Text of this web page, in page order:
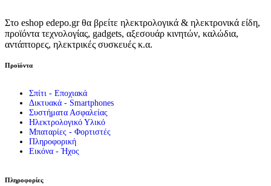
Στο eshop edepo.gr θα βρείτε ηλεκτρολογικά & ηλεκτρονικά είδη,
προϊόντα τεχνολογίας, gadgets, αξεσουάρ κινητών, καλώδια,
αντάπτορες, ηλεκτρικές συσκευές κ.α.
Προϊόντα
Σπίτι - Εποχιακά
Δικτυακά - Smartphones
Συστήματα Ασφαλείας
Ηλεκτρολογικό Υλικό
Μπαταρίες - Φορτιστές
Πληροφορική
Εικόνα - Ήχος
Πληροφορίες